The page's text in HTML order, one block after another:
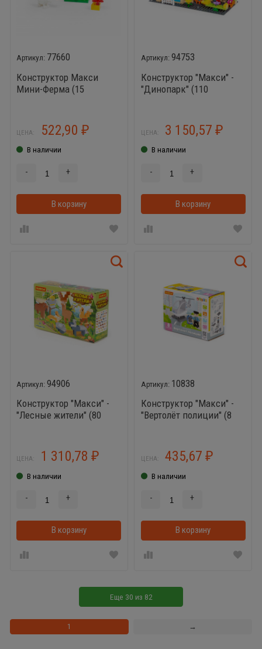
77660
Конструктор Макси
Мини-Ферма (15
ЦЕНА: 522,90 ₽
В наличии
- +
В корзину В корзинке
94753
Конструктор "Макси" -
"Динопарк" (110
ЦЕНА: 3 150,57₽
В наличии
- +
В корзину
94906
Конструктор "Макси" -
"Лесные жители" (80
ЦЕНА: 1 310,78 ₽
В наличии
- +
В корзину В корзинке
10838
Конструктор "Макси" -
"Вертолёт полиции" (8
ЦЕНА: 435,67₽
В наличии
- +
В корзину
Еще 30 из 82
1 →